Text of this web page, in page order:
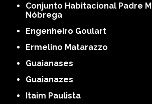
Conjunto Habitacional Padre Manoel da
Nóbrega
Engenheiro Goulart
Ermelino Matarazzo
Guaianases
Guaianazes
Itaim Paulista